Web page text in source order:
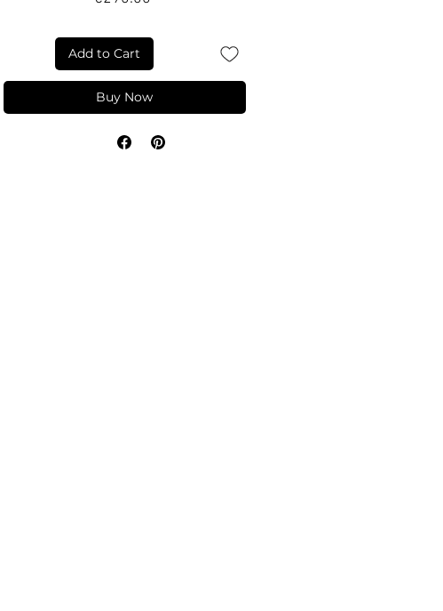
Add to Cart
Buy Now